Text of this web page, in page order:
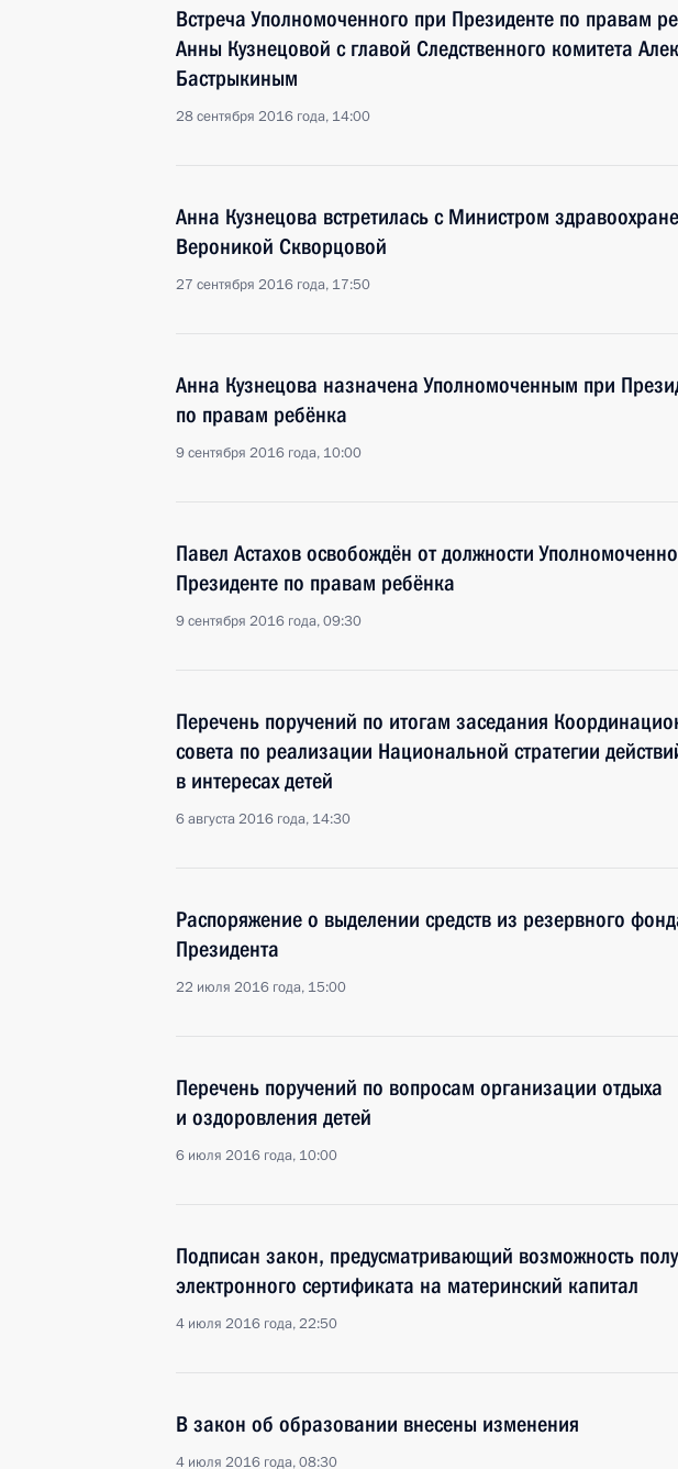
Встреча Уполномоченного при Президенте по правам
Анны Кузнецовой с главой Следственного комитета
Бастрыкиным
28 сентября 2016 года, 14:00
Анна Кузнецова встретилась с Министром
Вероникой Скворцовой
27 сентября 2016 года, 17:50
Анна Кузнецова назначена Уполномоченным при
по правам ребёнка
9 сентября 2016 года, 10:00
Павел Астахов освобождён от должности
Президенте по правам ребёнка
9 сентября 2016 года, 09:30
Перечень поручений по итогам заседания
совета по реализации Национальной стратегии
в интересах детей
6 августа 2016 года, 14:30
Распоряжение о выделении средств из резервного
Президента
22 июля 2016 года, 15:00
Перечень поручений по вопросам организации отдыха
и оздоровления детей
6 июля 2016 года, 10:00
Подписан закон, предусматривающий возможность
электронного сертификата на материнский капитал
4 июля 2016 года, 22:50
В закон об образовании внесены изменения
4 июля 2016 года, 08:30